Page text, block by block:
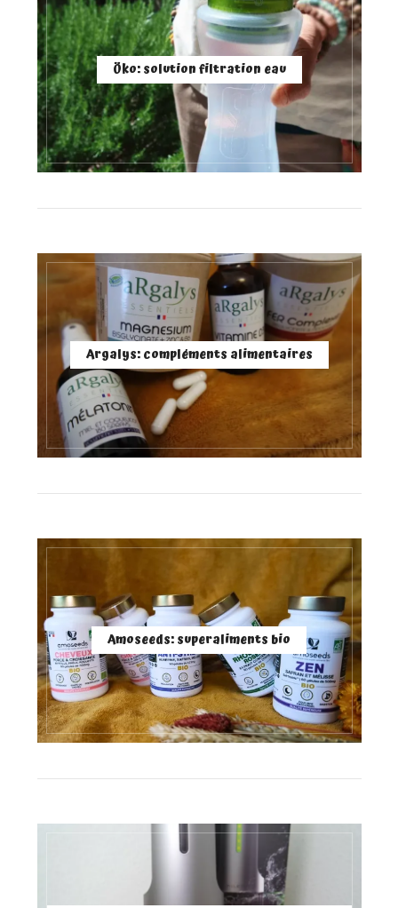
Öko: solution filtration eau
Argalys: compléments alimentaires
Amoseeds: superaliments bio